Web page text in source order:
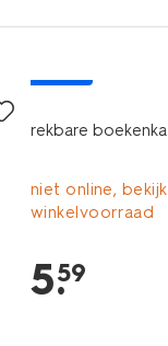
rekbare
niet online, bekijk
winkelvoorraad
5.
59